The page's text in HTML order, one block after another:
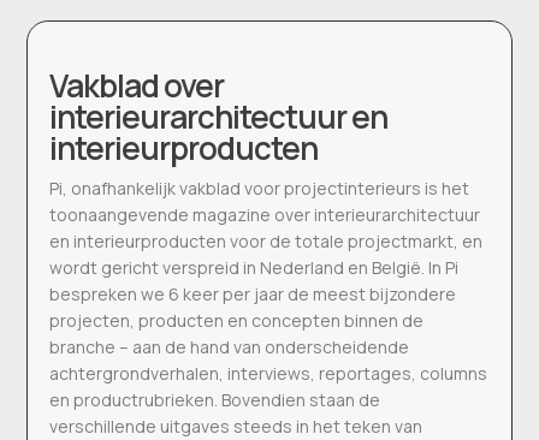
Vakblad over
interieurarchitectuur en
interieurproducten
Pi, onafhankelijk vakblad voor projectinterieurs is het
toonaangevende magazine over interieurarchitectuur
en interieurproducten voor de totale projectmarkt, en
wordt gericht verspreid in Nederland en België. In Pi
bespreken we 6 keer per jaar de meest bijzondere
projecten, producten en concepten binnen de
branche – aan de hand van onderscheidende
achtergrondverhalen, interviews, reportages, columns
en productrubrieken. Bovendien staan de
verschillende uitgaves steeds in het teken van